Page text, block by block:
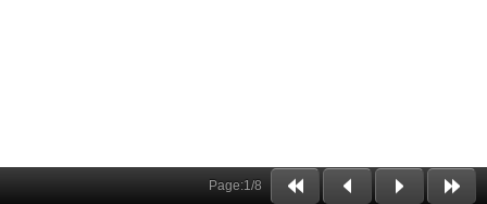
Page:1/8